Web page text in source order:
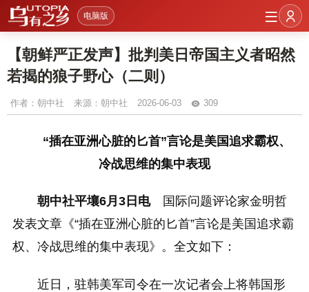
电脑版
【朝鲜严正发声】批判美日帝国主义者昭然
若揭的狼子野心（二则）
作者： 朝中社 来源：朝中社 2026-06-03 309
“插在亚洲心脏的匕首”言论是美国追求霸权、
冷战思维的集中表现
朝中社平壤6月3日电国际问题评论家金明哲
发表文章《“插在亚洲心脏的匕首”言论是美国追求霸
权、冷战思维的集中表现》。全文如下：
近日，驻韩美军司令在一次记者会上将韩国形